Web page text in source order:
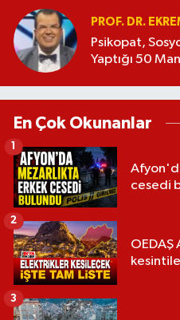
PROF. DR.
Psikopat,
Yaptığı 50
En Çok Okunanlar
cesedi
1
OEDAŞ
2
3